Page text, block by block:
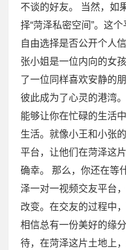
不谈的好友。 当然，如
择“菏泽私密空间”。这
自由选择是否公开个人
张小姐是一位内向的女
了一位同样喜欢安静的
彼此成为了心灵的港湾
能够让你在忙碌的生活
生活。就像小王和小张
平台，让他们在菏泽这
确幸。 那么，你还在等
泽一对一视频交友平台
改变。在交友的过程中
相信总有一份美好的缘
待，在菏泽这片土地上